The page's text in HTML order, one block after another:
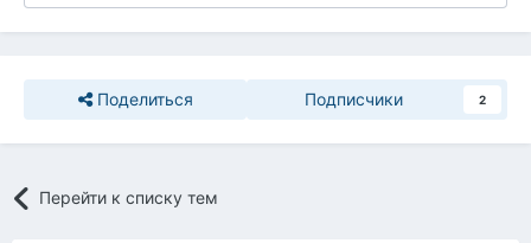
Поделиться Подписчики 2
Перейти к списку тем